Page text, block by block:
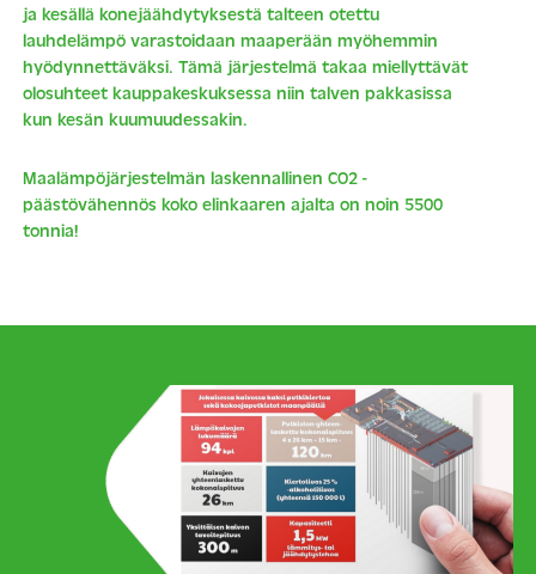
ja kesällä konejäähdytyksestä talteen otettu
lauhdelämpö varastoidaan maaperään myöhemmin
hyödynnettäväksi. Tämä järjestelmä takaa miellyttävät
olosuhteet kauppakeskuksessa niin talven pakkasissa
kun kesän kuumuudessakin.
Maalämpöjärjestelmän laskennallinen CO2 -
päästövähennös koko elinkaaren ajalta on noin 5500
tonnia!